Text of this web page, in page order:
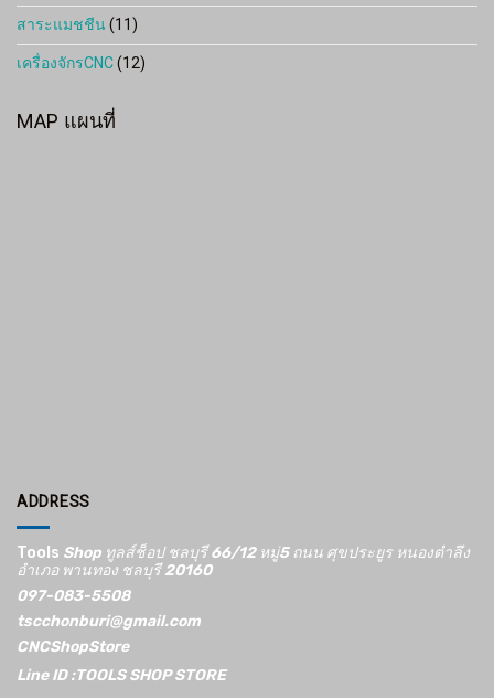
สาระแมชชีน(11)
เครื่องจักรCNC(12)
MAP แผนที่
ADDRESS
Tools Shop ทูลส์ช็อป ชลบุรี 66/12​ หมู่5​ ถนน ศุขประยูร หนองตำลึง
อำเภอ พานทอง ชลบุรี 20160
097-083-5508
tscchonburi@gmail.com
CNCShopStore
Line ID :TOOLS SHOP STORE